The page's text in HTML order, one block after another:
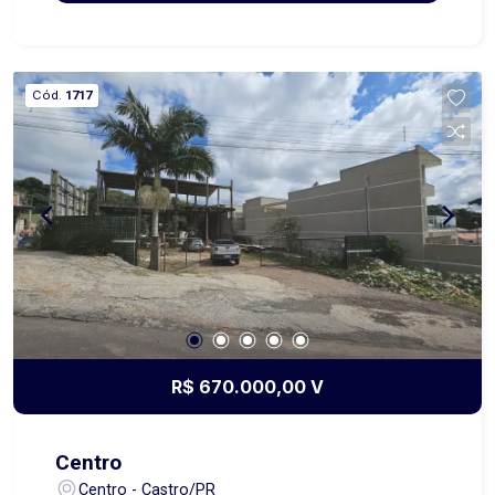
Ideal para cultivo e práticas agrícolas
diversificadas, essa área garante produtividade e
potencial de renda. - Possibilidades de
Expansão: Conforme suas necessidades e
planos futuros. - Três Hectares de Reserva Legal:
Garantindo a preservação ambiental, esta área
cumpre com as exigências ambientais e
proporciona um espaço natural para diversidade
ecológica. - Pastagens: O restante da
propriedade é composto por pasto, perfeito para
a criação de gado ou outros animais, suportando
uma operação pecuária eficiente. Esta
propriedade no Rio Abaixo representa uma
terras diversificadas, com excelente potencial
agrícola e sustentação pecuária, tudo isso
Cód. 1717
R$ 670.000,00 V
Centro
Centro - Castro/PR